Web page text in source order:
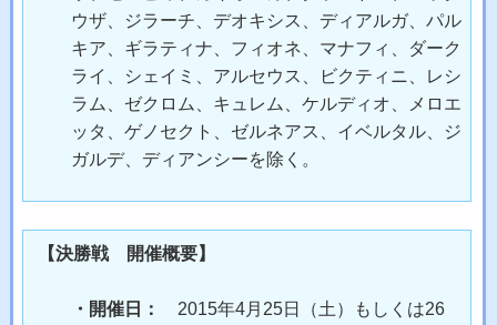
ウザ、ジラーチ、デオキシス、ディアルガ、パル
キア、ギラティナ、フィオネ、マナフィ、ダーク
ライ、シェイミ、アルセウス、ビクティニ、レシ
ラム、ゼクロム、キュレム、ケルディオ、メロエ
ッタ、ゲノセクト、ゼルネアス、イベルタル、ジ
ガルデ、ディアンシーを除く。
【決勝戦 開催概要】
・開催日： 2015年4月25日（土）もしくは26